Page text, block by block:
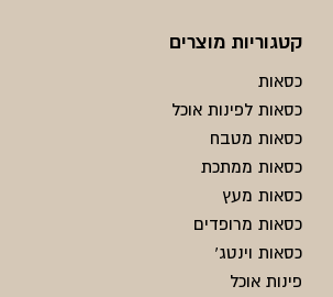
קטגוריות מוצרים
כסאות
כסאות לפינות אוכל
כסאות מטבח
כסאות ממתכת
כסאות מעץ
כסאות מרופדים
כסאות וינטג'
פינות אוכל